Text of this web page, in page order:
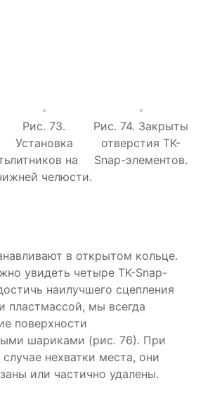
Рис. 73.
Установка
литников на
челюсти.
Рис. 74. Закрыты
отверстия TK-
Snap-элементов.
в открытом кольце.
увидеть четыре TK-Snap-
наилучшего сцепления
пластмассой, мы всегда
поверхности
шариками (рис. 76). При
нехватки места, они
или частично удалены.